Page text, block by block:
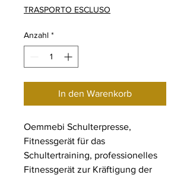
TRASPORTO ESCLUSO
Anzahl *
In den Warenkorb
Oemmebi Schulterpresse,
Fitnessgerät für das
Schultertraining, professionelles
Fitnessgerät zur Kräftigung der